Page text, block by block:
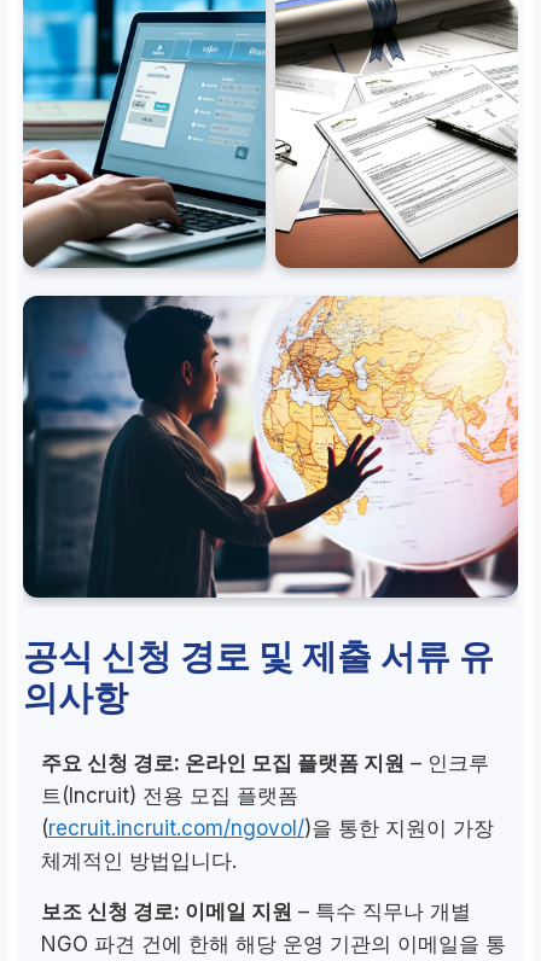
공식 신청 경로 및 제출 서류 유
의사항
주요 신청 경로: 온라인 모집 플랫폼 지원 – 인크루
트(Incruit) 전용 모집 플랫폼
(recruit.incruit.com/ngovol/)을 통한 지원이 가장
체계적인 방법입니다.
보조 신청 경로: 이메일 지원 – 특수 직무나 개별
NGO 파견 건에 한해 해당 운영 기관의 이메일을 통